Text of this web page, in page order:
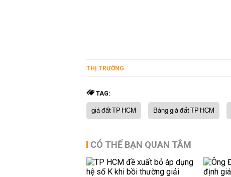
THỊ TRƯỜNG
TAG:
giá đất TP HCM Bảng giá đất TP HCM
CÓ THỂ BẠN QUAN TÂM